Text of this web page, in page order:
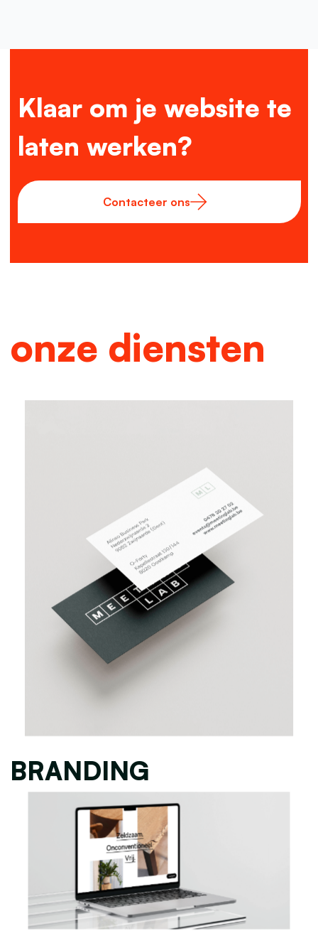
Klaar om je website te
laten werken?
Contacteer ons
onze diensten
BRANDING